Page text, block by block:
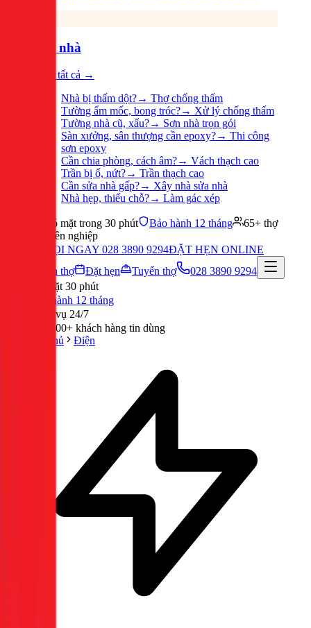
Sửa nhà
Xem tất cả →
Nhà bị thấm dột?→ Thợ chống thấm
Tường ẩm mốc, bong tróc?→ Xử lý chống thấm
Tường nhà cũ, xấu?→ Sơn nhà trọn gói
Sàn xưởng, sân thượng cần epoxy?→ Thi công
sơn epoxy
Cần chia phòng, cách âm?→ Vách thạch cao
Trần bị ố, nứt?→ Trần thạch cao
Cần sửa nhà gấp?→ Xây nhà sửa nhà
Nhà hẹp, thiếu chỗ?→ Làm gác xép
Có mặt trong 30 phút Bảo hành 12 tháng
65+ thợ
chuyên nghiệp
GỌI NGAY 028 3890 9294ĐẶT HẸN ONLINE
Tuyển thợ
Đặt hẹn Tuyển thợ
028 3890 9294
Có mặt 30 phút
Bảo hành 12 tháng
Phục vụ 24/7
300,000+ khách hàng tin dùng
Trang chủ
Điện